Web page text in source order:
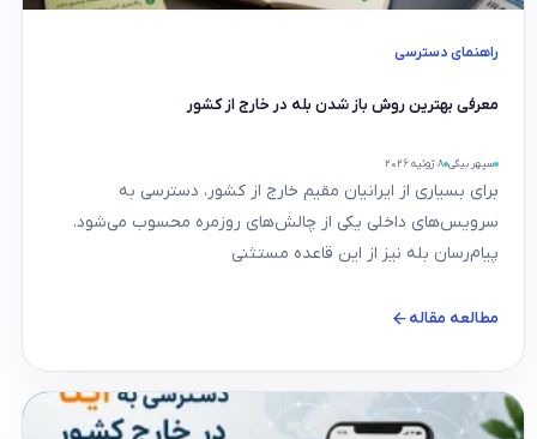
راهنمای دسترسی
معرفی بهترین روش باز شدن بله در خارج از کشور
سپهر بیگی ۸ ژوئیه ۲۰۲۶
برای بسیاری از ایرانیان مقیم خارج از کشور، دسترسی به
سرویس‌های داخلی یکی از چالش‌های روزمره محسوب می‌شود.
پیام‌رسان بله نیز از این قاعده مستثنی
مطالعه مقاله